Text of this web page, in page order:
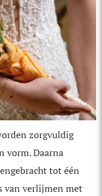
zorgvuldig
vorm. Daarna
tot één
van ver­lijmen met